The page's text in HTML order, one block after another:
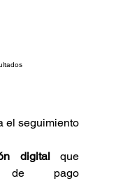
el seguimiento
digital que
de pago